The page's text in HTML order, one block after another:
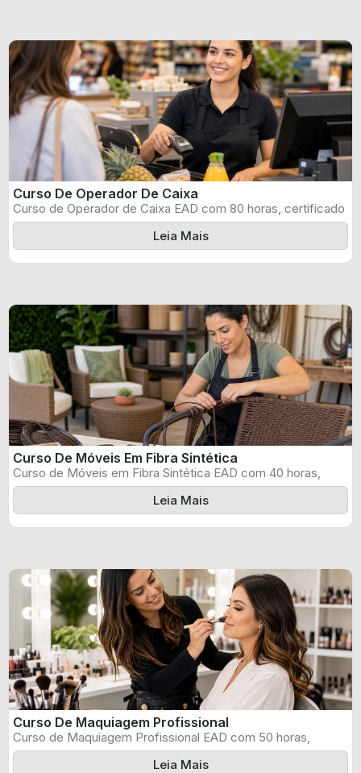
Curso De Operador De Caixa
Curso de Operador de Caixa EAD com 80 horas, certificado
informado pelo produtor ...
Leia Mais
Curso De Móveis Em Fibra Sintética
Curso de Móveis em Fibra Sintética EAD com 40 horas,
certificado informado pelo ...
Leia Mais
Curso De Maquiagem Profissional
Curso de Maquiagem Profissional EAD com 50 horas,
certificado informado pelo produtor e ...
Leia Mais